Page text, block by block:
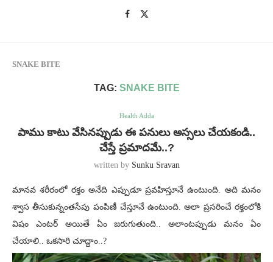
SNAKE BITE
TAG: SNAKE BITE
Health Adda
పాము కాటు వేసినప్పుడు ఈ పనులు అస్సలు చేయకండి..
చేస్తే ప్రమాదమే..?
written by Sunku Sravan
మానవ శరీరంలో రక్తం అనేది ఎప్పుడూ ప్రవహిస్తూనే ఉంటుంది. అది మనం
శ్వాస తీసుకున్నంతసేపు పంపిణీ చేస్తూనే ఉంటుంది. అలా ప్రసరించే రక్తంలోకి
విషం ఎంటర్ అయితే ఏం జరుగుతుంది.. అలాంటప్పుడు మనం ఏం
చేయాలి.. ఒకసారి చూద్దాం..?